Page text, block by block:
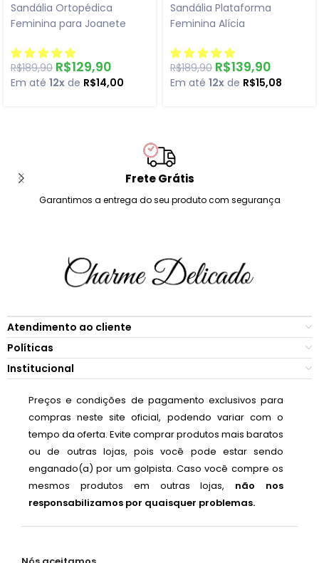
Sandália Ortopédica
Feminina para Joanete
R$189,90 R$129,90
Em até 12x de R$14,00
Sandália Plataforma
Feminina Alícia
R$189,90 R$139,90
Em até 12x de R$15,08
Frete Grátis
Garantimos a entrega do seu produto com segurança
Atendimento ao cliente
Políticas
Institucional
Preços e condições de pagamento exclusivos para
compras neste site oficial, podendo variar com o
tempo da oferta. Evite comprar produtos mais baratos
ou de outras lojas, pois você pode estar sendo
enganado(a) por um golpista. Caso você compre os
mesmos produtos em outras lojas, não nos
responsabilizamos por quaisquer problemas.